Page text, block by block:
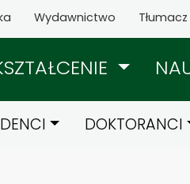
Wydawnictwo
DOKTORANCI